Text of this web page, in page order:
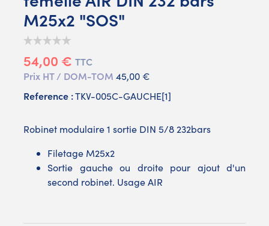
M25x2 "SOS"
54,00 € TTC
Prix HT / DOM-TOM 45,00 €
Reference :TKV-005C-GAUCHE[1]
Robinet modulaire 1 sortie DIN 5/8 232bars
Filetage M25x2
Sortie gauche ou droite pour ajout d'un
second robinet. Usage AIR